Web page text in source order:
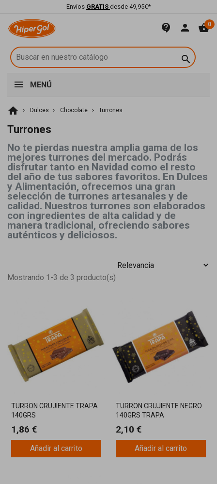
Envíos GRATIS desde 49,95€*
contact_support person shopping_basket0

MENÚ
home Dulces Chocolate Turrones
Turrones
No te pierdas nuestra amplia gama de los
mejores turrones del mercado. Podrás
disfrutar tanto en Navidad como el resto
del año de tus sabores favoritos. En Dulces
y Alimentación, ofrecemos una gran
selección de turrones artesanales y de
calidad. Nuestros turrones son elaborados
con ingredientes de alta calidad y de
manera tradicional, ofreciendo sabores
auténticos y deliciosos.
Mostrando 1-3 de 3 producto(s)
TURRON CRUJIENTE TRAPA
140GRS
1,86 €
Añadir al carrito
TURRON CRUJIENTE NEGRO
140GRS TRAPA
2,10 €
Añadir al carrito